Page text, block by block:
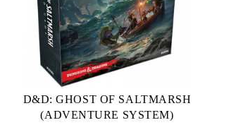
D&D: GHOST OF SALTMARSH
(ADVENTURE SYSTEM)